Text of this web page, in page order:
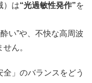
）は“光過敏性発作”を
い”や、不快な高周波
ん。
全」のバランスをどう